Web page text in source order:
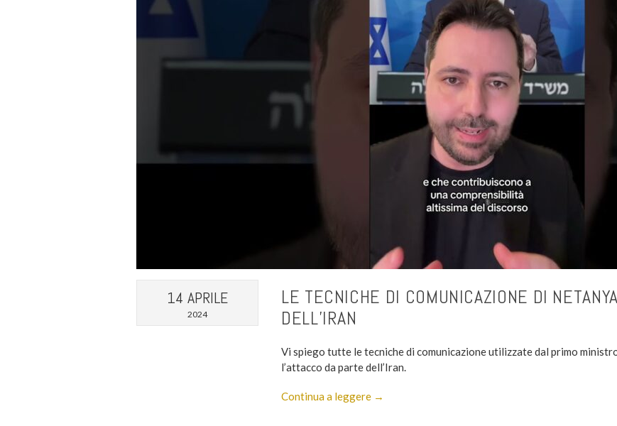
14 APRILE
2024
LE TECNICHE DI COMUNICAZIONE DI
DELL’IRAN
Vi spiego tutte le tecniche di comunicazione utilizzate dal primo
l’attacco da parte dell’Iran.
Continua a leggere →